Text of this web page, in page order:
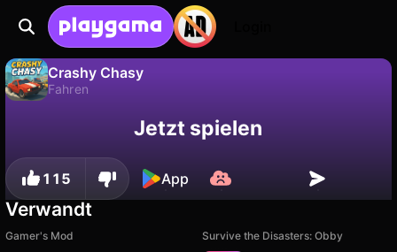
Crashy Chasy
Fahren
speichern!
Nein
Jetzt spielen
115 App
Verwandt
Gamer's Mod
Survive the Disasters: Obby